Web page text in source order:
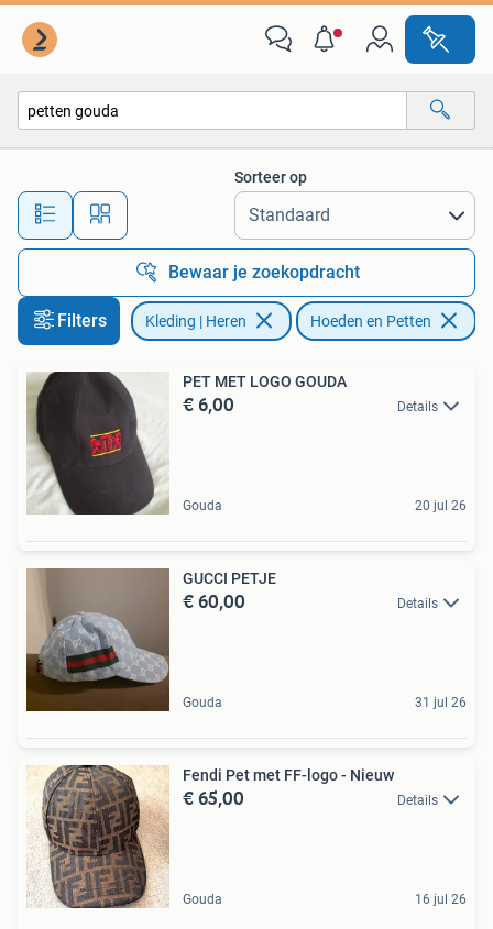
Alle afstanden…
Sorteer op
Bewaar je zoekopdracht
Filters Kleding | Heren Hoeden en Petten
PET MET LOGO GOUDA
€ 6,00 Details
Gouda 20 jul 26
GUCCI PETJE
€ 60,00 Details
Gouda 31 jul 26
Fendi Pet met FF-logo - Nieuw
€ 65,00 Details
Gouda 16 jul 26